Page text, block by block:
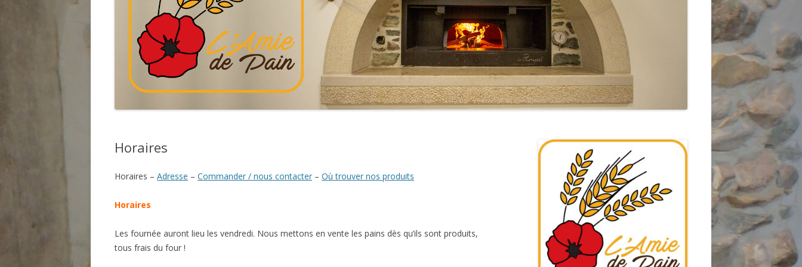
DOUBLE ENTRÉE
Horaires
Horaires – Adresse – Commander / nous contacter – Où trouver nos produits
Horaires
Les fournée auront lieu les vendredi. Nous mettons en vente les pains dès qu’ils sont produits,
tous frais du four !